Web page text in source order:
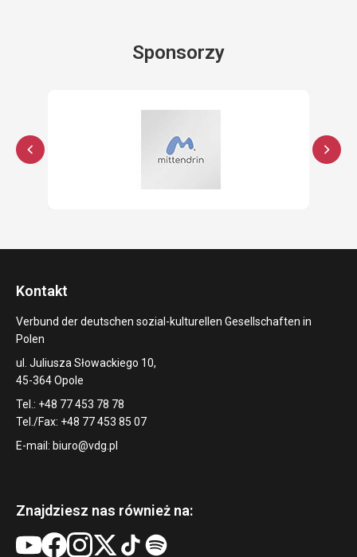
Sponsorzy
Kontakt
Verbund der deutschen sozial-kulturellen Gesellschaften in
Polen
ul. Juliusza Słowackiego 10,
45-364 Opole
Tel.: +48 77 453 78 78
Tel./Fax: +48 77 453 85 07
E-mail: biuro@vdg.pl
Znajdziesz nas również na: